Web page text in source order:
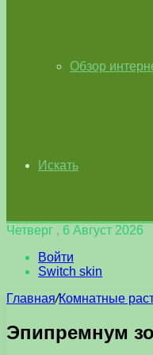
Обзор
Искать
Четверг , 6 Август 2026
Войти
Switch skin
Главная/Комнатные
Эпипремнум